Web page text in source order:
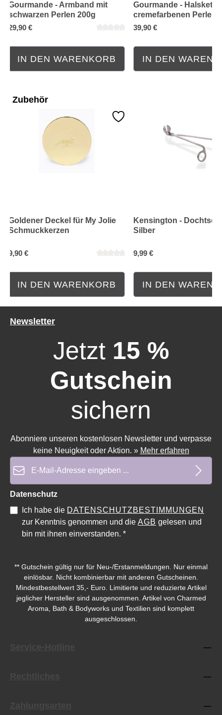
Gourmande - Armband mit
schwarzen Perlen 200g
29,90 €
Durchschnittliche Bewertung von 0 von 5 Sternen
IN DEN WARENKORB
Gourmande - Halskette
cremefarbenen Perlen
39,90 €
Durchschnittliche
IN DEN
Zubehör
Goldener Deckel für My Jolie
Schmuckkerzen
9,90 €
IN DEN WARENKORB
Kensington -
Silber
9,99 €
IN DEN
Newsletter
Jetzt 15 %
Gutschein
sichern
Abonniere unseren kostenlosen Newsletter und verpasse
keine Neuigkeit oder Aktion. » Mehr erfahren
Datenschutz
Ich habe die DATENSCHUTZBESTIMMUNGEN
zur Kenntnis genommen und die AGB gelesen und
bin mit ihnen einverstanden. *
** Gutschein gültig nur für Neu-/Erstanmeldungen. Nur einmal
einlösbar. Nicht kombinierbar mit anderen Gutscheinen.
Mindestbestellwert 35,- Euro. Limitierte und reduzierte Artikel
jeglicher Hersteller sind ausgenommen. Artikel von Charmed
Aroma, Bath & Bodyworks und Textilien sind komplett
ausgeschlossen.